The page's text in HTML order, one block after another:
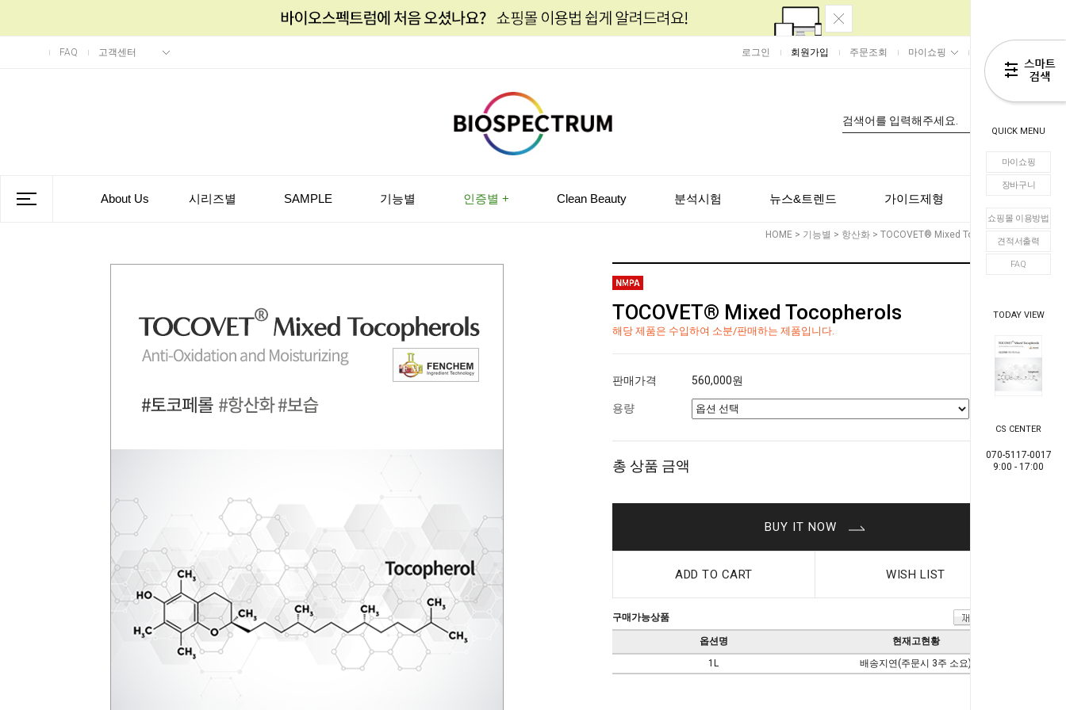
QUICK MENU
마이쇼핑
장바구니
쇼핑몰 이용방법
견적서출력
FAQ
TODAY VIEW
CS CENTER
070-5117-0017
9:00 - 17:00
FAQ 고객센터 로그인 회원가입 주문조회 마이쇼핑 장바구니
About Us 시리즈별 SAMPLE 기능별 인증별 + Clean Beauty 분석시험 뉴스&트렌드 가이드제형
HOME > 기능별 > 항산화 > TOCOVET® Mixed Tocopherols
TOCOVET® Mixed Tocopherols
해당 제품은 수입하여 소분/판매하는 제품입니다.
판매가격 560,000원
용량
총 상품 금액 0원
BUY IT NOW
ADD TO CART WISH LIST
구매가능상품
옵션명
현재고현황
1L
배송지연(주문시 3주 소요)